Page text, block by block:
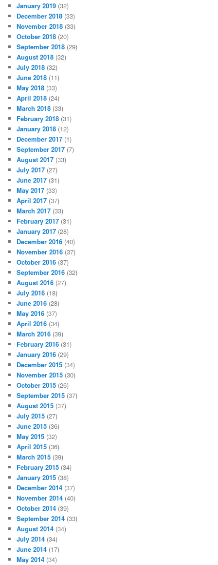
January 2019 (32)
December 2018 (33)
November 2018 (33)
October 2018 (20)
September 2018 (29)
August 2018 (32)
July 2018 (32)
June 2018 (11)
May 2018 (33)
April 2018 (24)
March 2018 (33)
February 2018 (31)
January 2018 (12)
December 2017 (1)
September 2017 (7)
August 2017 (33)
July 2017 (27)
June 2017 (31)
May 2017 (33)
April 2017 (37)
March 2017 (33)
February 2017 (31)
January 2017 (28)
December 2016 (40)
November 2016 (37)
October 2016 (37)
September 2016 (32)
August 2016 (27)
July 2016 (18)
June 2016 (28)
May 2016 (37)
April 2016 (34)
March 2016 (39)
February 2016 (31)
January 2016 (29)
December 2015 (34)
November 2015 (30)
October 2015 (26)
September 2015 (37)
August 2015 (37)
July 2015 (27)
June 2015 (36)
May 2015 (32)
April 2015 (36)
March 2015 (39)
February 2015 (34)
January 2015 (38)
December 2014 (37)
November 2014 (40)
October 2014 (39)
September 2014 (33)
August 2014 (34)
July 2014 (34)
June 2014 (17)
May 2014 (34)